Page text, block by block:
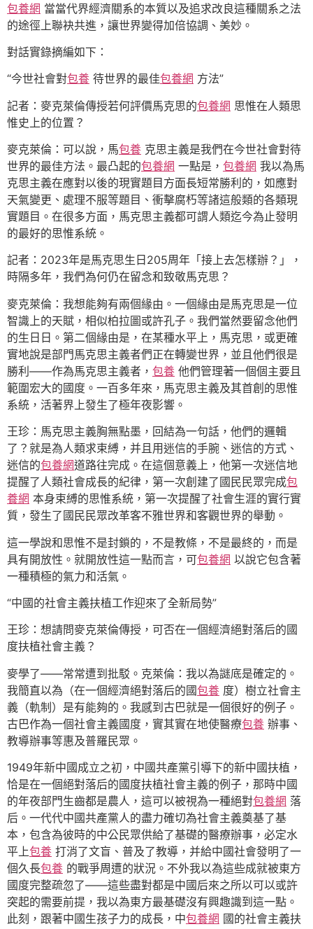
包養網 當當代界經濟關系的本質以及追求改良這種關系之法
的途徑上聯袂共進，讓世界變得加倍協調、美妙。
對話實錄摘編如下：
“今世社會對包養 待世界的最佳包養網 方法”
記者：麥克萊倫傳授若何評價馬克思的包養網 思惟在人類思
惟史上的位置？
麥克萊倫：可以說，馬包養 克思主義是我們在今世社會對待
世界的最佳方法。最凸起的包養網 一點是， 包養網 我以為馬
克思主義在應對以後的現實題目方面長短常勝利的，如應對
天氣變更、處理不服等題目、衝擊腐朽等諸這般類的各類現
實題目。在很多方面，馬克思主義都可謂人類迄今為止發明
的最好的思惟系統。
記者：2023年是馬克思生日205周年「接上去怎樣辦？」，
時隔多年，我們為何仍在留念和致敬馬克思？
麥克萊倫：我想能夠有兩個緣由。一個緣由是馬克思是一位
智識上的天賦，相似柏拉圖或許孔子。我們當然要留念他們
的生日日。第二個緣由是，在某種水平上，馬克思，或更確
實地說是部門馬克思主義者們正在轉變世界，並且他們很是
勝利——作為馬克思主義者， 包養 他們管理著一個個主要且
範圍宏大的國度。一百多年來，馬克思主義及其首創的思惟
系統，活著界上發生了極年夜影響。
王珍：馬克思主義胸無點墨，回結為一句話，他們的邏輯
了？就是為人類求束縛，并且用迷信的手腕、迷信的方式、
迷信的包養網道路往完成。在這個意義上，他第一次迷信地
提醒了人類社會成長的紀律，第一次創建了國民民眾完成包
養網 本身束縛的思惟系統，第一次提醒了社會生涯的實行實
質，發生了國民民眾改革客不雅世界和客觀世界的舉動。
這一學說和思惟不是封鎖的，不是教條，不是最終的，而是
具有開放性。就開放性這一點而言，可包養網 以說它包含著
一種積極的氣力和活氣。
“中國的社會主義扶植工作迎來了全新局勢”
王珍：想請問麥克萊倫傳授，可否在一個經濟絕對落后的國
度扶植社會主義？
麥學了——常常遭到批駁。克萊倫：我以為謎底是確定的。
我簡直以為（在一個經濟絕對落后的國包養 度）樹立社會主
義（軌制）是有能夠的。我感到古巴就是一個很好的例子。
古巴作為一個社會主義國度，實其實在地使醫療包養 辦事、
教導辦事等惠及普羅民眾。
1949年新中國成立之初，中國共產黨引導下的新中國扶植，
恰是在一個絕對落后的國度扶植社會主義的例子，那時中國
的年夜部門生齒都是農人，這可以被視為一種絕對包養網 落
后。一代代中國共產黨人的盡力確切為社會主義奠基了基
本，包含為彼時的中公民眾供給了基礎的醫療辦事，必定水
平上包養 打消了文盲、普及了教導，并給中國社會發明了一
個久長包養 的戰爭周遭的狀況。不外我以為這些成就被東方
國度完整疏忽了——這些盡對都是中國后來之所以可以或許
突起的需要前提，我以為東方最基礎沒有興趣識到這一點。
此刻，跟著中國生孩子力的成長，中包養網 國的社會主義扶